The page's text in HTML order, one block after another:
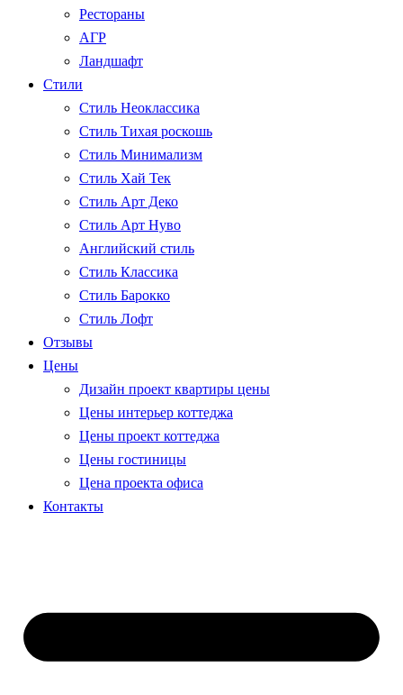
Рестораны
АГР
Ландшафт
Стили
Стиль Неоклассика
Стиль Тихая роскошь
Стиль Минимализм
Стиль Хай Тек
Стиль Арт Деко
Стиль Арт Нуво
Английский стиль
Стиль Классика
Стиль Барокко
Стиль Лофт
Отзывы
Цены
Дизайн проект квартиры цены
Цены интерьер коттеджа
Цены проект коттеджа
Цены гостиницы
Цена проекта офиса
Контакты